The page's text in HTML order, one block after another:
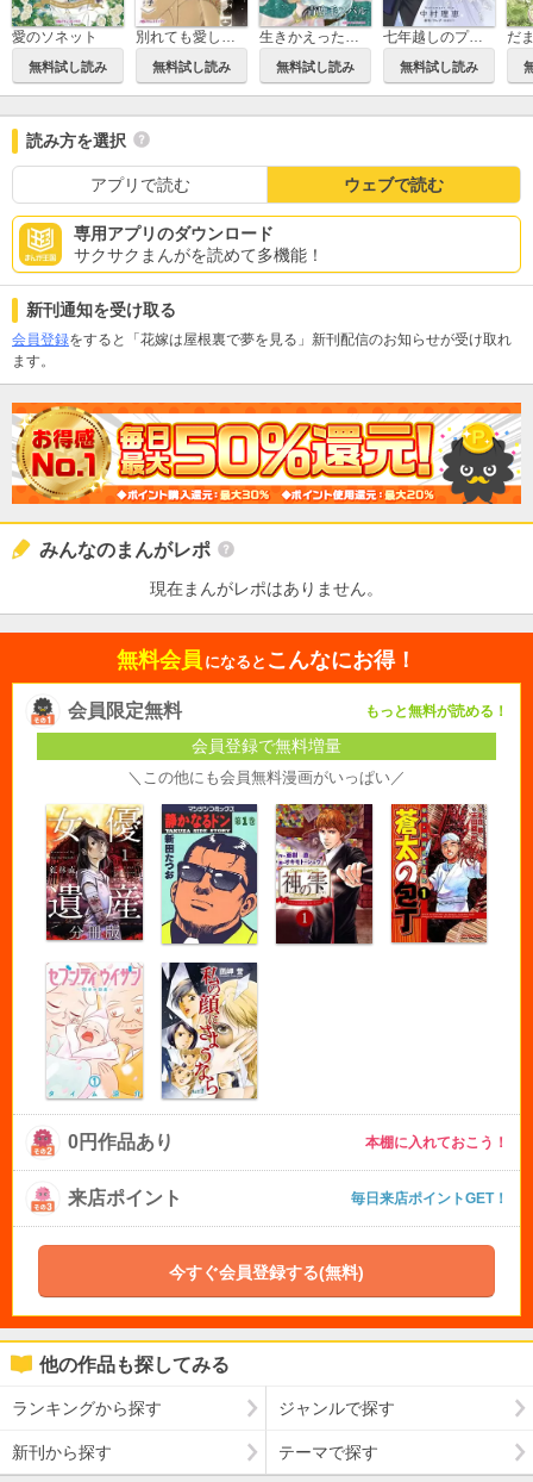
愛のソネット
無料試し読み 無料試し読み 無料試し読み
七年越しのプロポーズ
無料試し読み
読み方を選択
アプリで読む ウェブで読む
専用アプリのダウンロード
サクサクまんがを読めて多機能！
新刊通知を受け取る
会員登録をすると「花嫁は屋根裏で夢を見る」新刊配信のお知らせが受け取れ
ます。
みんなのまんがレポ
現在まんがレポはありません。
無料会員 になると こんなにお得！
会員限定無料 もっと無料が読める！
会員登録で無料増量
＼この他にも会員無料漫画がいっぱい／
0円作品あり 本棚に入れておこう！
来店ポイント 毎日来店ポイントGET！
今すぐ会員登録する(無料)
他の作品も探してみる
ランキングから探す ジャンルで探す
新刊から探す テーマで探す